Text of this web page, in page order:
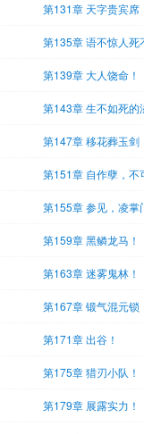
第131章 天字贵宾席
第135章 语不惊人死
第139章 大人饶命！
第143章 生不如死的
第147章 移花葬玉剑
第151章 自作孽，不
第155章 参见，凌掌
第159章 黑鳞龙马！
第163章 迷雾鬼林！
第167章 锻气混元锁
第171章 出谷！
第175章 猎刃小队！
第179章 展露实力！